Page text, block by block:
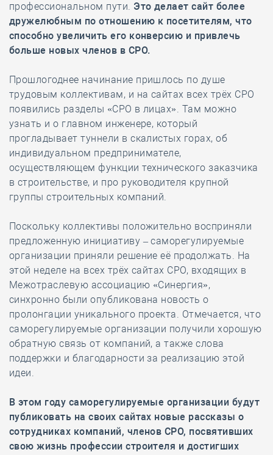
профессиональном пути. Это делает сайт более
дружелюбным по отношению к посетителям, что
способно увеличить его конверсию и привлечь
больше новых членов в СРО.
Прошлогоднее начинание пришлось по душе
трудовым коллективам, и на сайтах всех трёх СРО
появились разделы «СРО в лицах». Там можно
узнать и о главном инженере, который
прогладывает туннели в скалистых горах, об
индивидуальном предпринимателе,
осуществляющем функции технического заказчика
в строительстве, и про руководителя крупной
группы строительных компаний.
Поскольку коллективы положительно восприняли
предложенную инициативу – саморегулируемые
организации приняли решение её продолжать. На
этой неделе на всех трёх сайтах СРО, входящих в
Межотраслевую ассоциацию «Синергия»,
синхронно были опубликована новость о
пролонгации уникального проекта. Отмечается, что
саморегулируемые организации получили хорошую
обратную связь от компаний, а также слова
поддержки и благодарности за реализацию этой
идеи.
В этом году саморегулируемые организации будут
публиковать на своих сайтах новые рассказы о
сотрудниках компаний, членов СРО, посвятивших
свою жизнь профессии строителя и достигших